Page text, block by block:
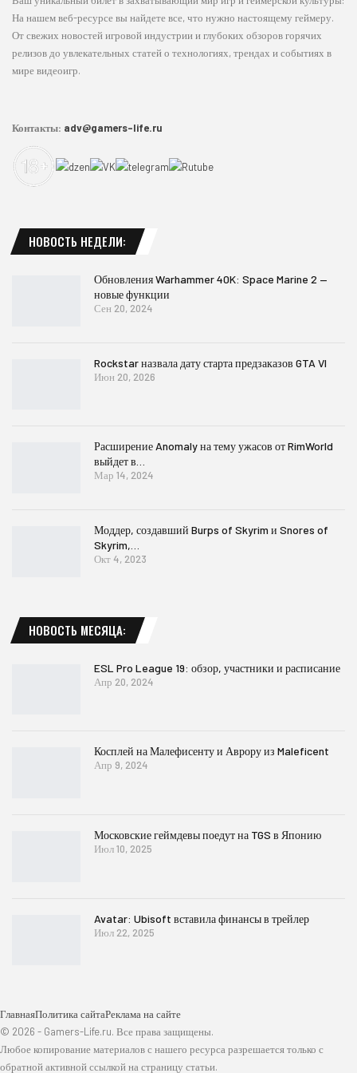
На нашем веб-ресурсе вы найдете все, что нужно настоящему геймеру.
От свежих новостей игровой индустрии и глубоких обзоров горячих
релизов до увлекательных статей о технологиях, трендах и событиях в
мире видеоигр.
Контакты: adv@gamers-life.ru
НОВОСТЬ НЕДЕЛИ:
Обновления Warhammer 40K: Space Marine 2 —
новые функции
Сен 20, 2024
Rockstar назвала дату старта предзаказов GTA VI
Июн 20, 2026
Расширение Anomaly на тему ужасов от RimWorld
выйдет в…
Мар 14, 2024
Моддер, создавший Burps of Skyrim и Snores of
Skyrim,…
Окт 4, 2023
НОВОСТЬ МЕСЯЦА:
ESL Pro League 19: обзор, участники и расписание
Апр 20, 2024
Косплей на Малефисенту и Аврору из Maleficent
Апр 9, 2024
Московские геймдевы поедут на TGS в Японию
Июл 10, 2025
Avatar: Ubisoft вставила финансы в трейлер
Июл 22, 2025
ГлавнаяПолитика сайтаРеклама на сайте
© 2026 - Gamers-Life.ru. Все права защищены.
Любое копирование материалов с нашего ресурса разрешается только с
обратной активной ссылкой на страницу статьи.